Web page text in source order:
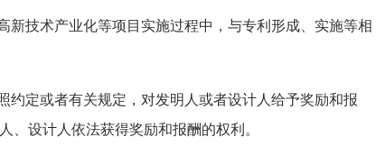
新技术产业化等项目实施过程中，与专利形成、实施等相
定或者有关规定，对发明人或者设计人给予奖励和报
、设计人依法获得奖励和报酬的权利。